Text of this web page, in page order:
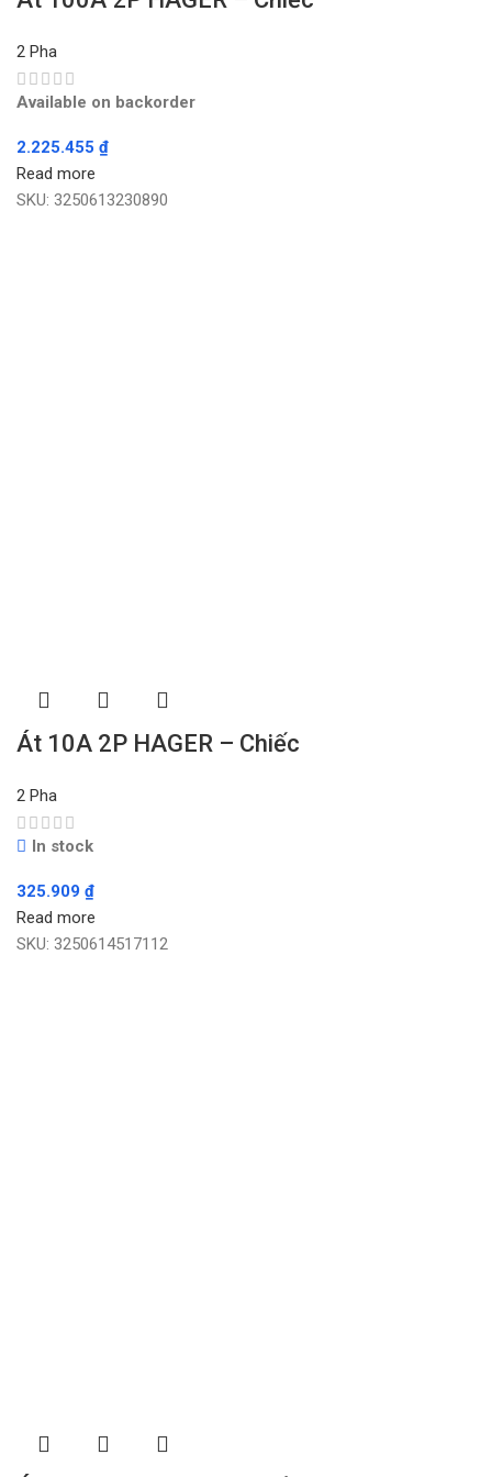
2 Pha
Available on backorder
2.225.455 ₫
Read more
SKU: 3250613230890
Át 10A 2P HAGER – Chiếc
2 Pha
In stock
325.909 ₫
Read more
SKU: 3250614517112